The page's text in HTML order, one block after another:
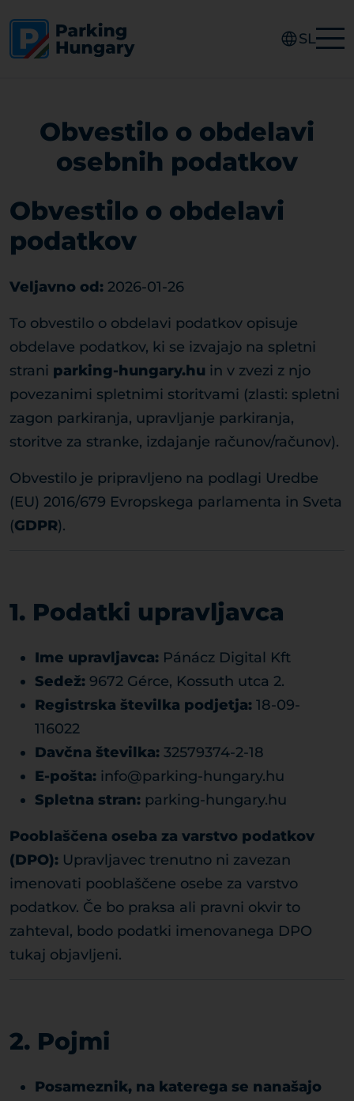
SL
Obvestilo o obdelavi
osebnih podatkov
Obvestilo o obdelavi
podatkov
Veljavno od: 2026-01-26
To obvestilo o obdelavi podatkov opisuje
obdelave podatkov, ki se izvajajo na spletni
strani parking-hungary.hu in v zvezi z njo
povezanimi spletnimi storitvami (zlasti: spletni
zagon parkiranja, upravljanje parkiranja,
storitve za stranke, izdajanje računov/računov).
Obvestilo je pripravljeno na podlagi Uredbe
(EU) 2016/679 Evropskega parlamenta in Sveta
(GDPR).
1. Podatki upravljavca
Ime upravljavca: Pánácz Digital Kft
Sedež: 9672 Gérce, Kossuth utca 2.
Registrska številka podjetja: 18-09-
116022
Davčna številka: 32579374-2-18
E-pošta: info@parking-hungary.hu
Spletna stran: parking-hungary.hu
Pooblaščena oseba za varstvo podatkov
(DPO): Upravljavec trenutno ni zavezan
imenovati pooblaščene osebe za varstvo
podatkov. Če bo praksa ali pravni okvir to
zahteval, bodo podatki imenovanega DPO
tukaj objavljeni.
2. Pojmi
Posameznik, na katerega se nanašajo